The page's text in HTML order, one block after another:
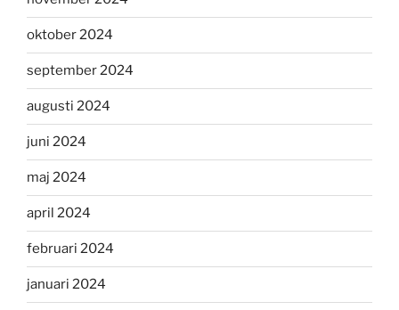
oktober 2024
september 2024
augusti 2024
juni 2024
maj 2024
april 2024
februari 2024
januari 2024